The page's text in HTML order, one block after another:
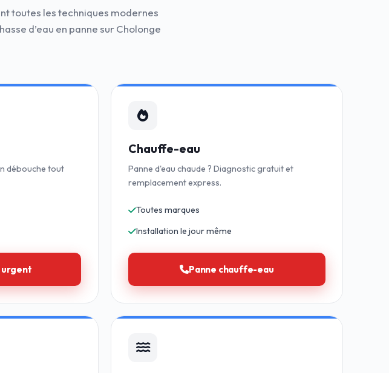
toutes les techniques modernes
d’eau en panne sur Cholonge
débouche tout
urgent
Chauffe-eau
Panne d'eau chaude ? Diagnostic gratuit et
remplacement express.
Toutes marques
Installation le jour même
Panne chauffe-eau